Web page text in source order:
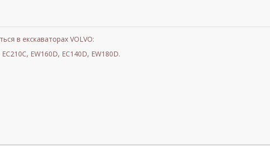
в екскаваторах VOLVO:
EW160D, EC140D, EW180D.